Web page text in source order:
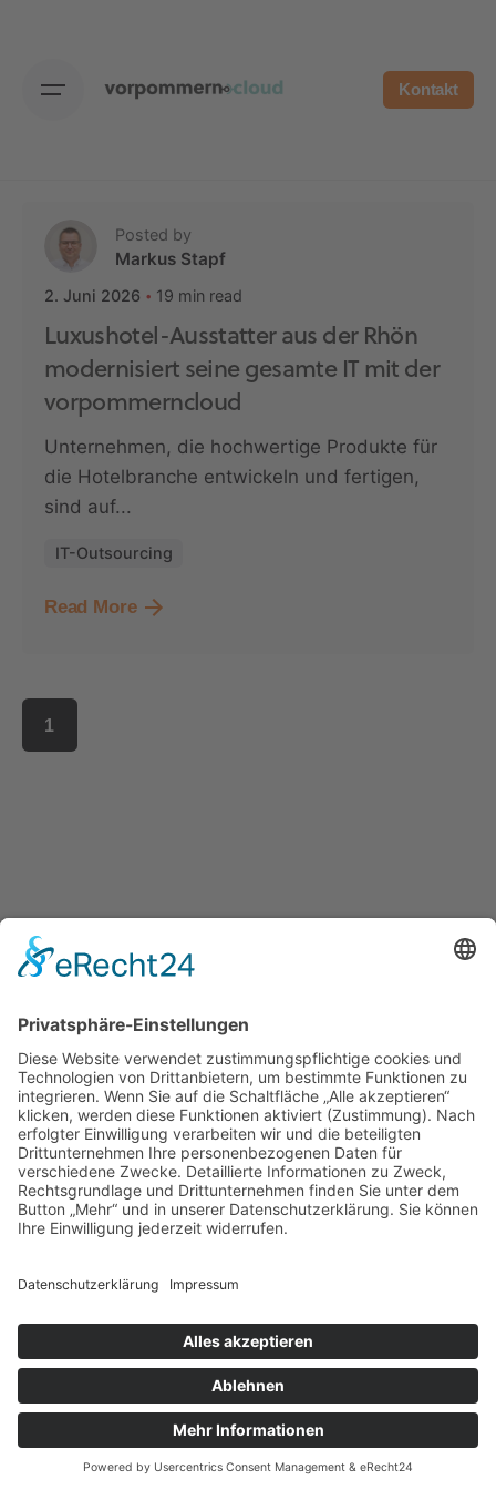
Kontakt
Posted by
Markus Stapf
2. Juni 2026 19 min read
Luxushotel-Ausstatter aus der Rhön
modernisiert seine gesamte IT mit der
vorpommerncloud
Unternehmen, die hochwertige Produkte für
die Hotelbranche entwickeln und fertigen,
sind auf...
IT-Outsourcing
Read More
1
vorpommerncloud ist eine Marke der:
msisdesign. GmbH & Co. KGAlte Dorfstraße 19 a
17392 BoldekowDeutschland
Jetzt mehr erfahren:
Wir bieten flexible, sichere und zukunftsfähige IT-